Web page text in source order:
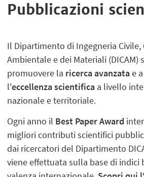
Pubblicazioni
Il Dipartimento di Ingegneria Civile,
Ambientale e dei Materiali (DICAM)
promuovere la ricerca avanzatae
l'eccellenza scientifica a livello
nazionale e territoriale.
Ogni anno il Best Paper Award
migliori contributi scientifici
dai ricercatori del Dipartimento
viene effettuata sulla base di indici